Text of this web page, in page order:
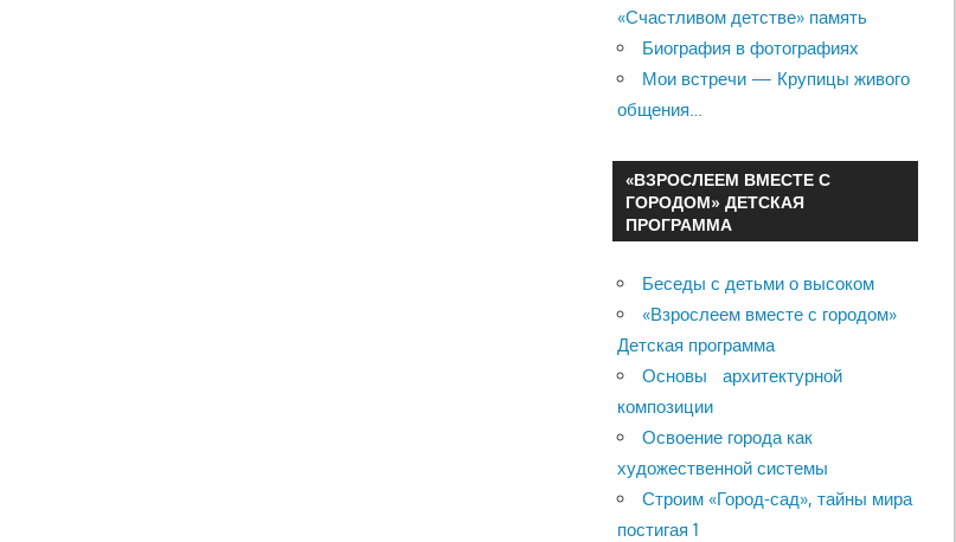
«Счастливом детстве» память
Биография в фотографиях
Мои встречи — Крупицы живого
общения…
«ВЗРОСЛЕЕМ ВМЕСТЕ С
ГОРОДОМ» ДЕТСКАЯ
ПРОГРАММА
Беседы с детьми о высоком
«Взрослеем вместе с городом»
Детская программа
Основы архитектурной
композиции
Освоение города как
художественной системы
Строим «Город-сад», тайны мира
постигая 1